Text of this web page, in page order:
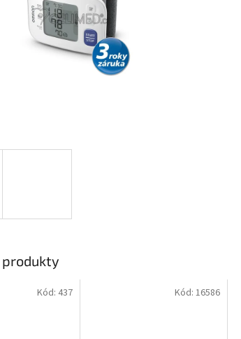
produkty
Kód: 437 Kód: 16586